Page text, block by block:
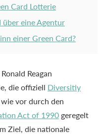
Card Lotterie
über eine Agentur
einer Green Card?
Reagan
die offiziell Diversitiy
vor durch den
Act of 1990 geregelt
Ziel, die nationale